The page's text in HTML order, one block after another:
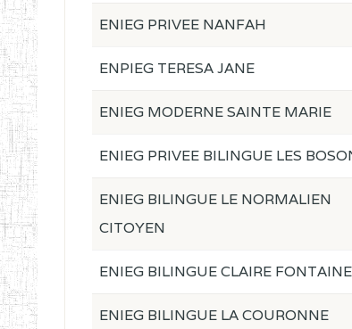
ENIEG PRIVEE NANFAH
ENPIEG TERESA JANE
ENIEG MODERNE SAINTE MARIE
ENIEG PRIVEE BILINGUE LES
ENIEG BILINGUE LE NORMALIEN
CITOYEN
ENIEG BILINGUE CLAIRE FONTAINE
ENIEG BILINGUE LA COURONNE